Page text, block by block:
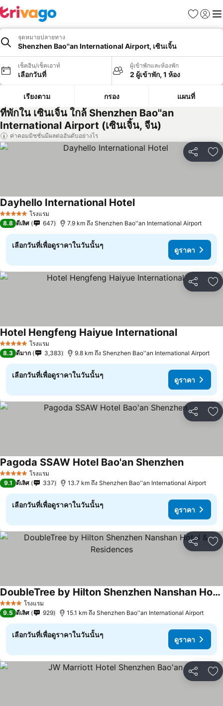
รายการโป
เข้าสู่ร
เมนู
จุดหมายปลายทาง
Shenzhen Bao''an International Airport, เซินเจิ้น
เช็คอิน/เช็คเอาท์
เลือกวันที่
ผู้เข้าพักและห้องพัก
2 ผู้เข้าพัก, 1 ห้อง
เรียงตาม กรอง แผนที่
ที่พักใน เซินเจิ้น ใกล้ Shenzhen Bao''an
International Airport (เซินเจิ้น, จีน)
ค่าคอมมิชชั่นมีผลต่ออันดับอย่างไร
แชร์ เ
5 ดาว โรงแรม
Dayhello International Hotelดูราคา
8.8 ดีเลิศ 647 7.9 km ถึง Shenzhen Bao''an International Airport
เลือกวันที่เพื่อดูราคาในวันนั้นๆ
ดูราคา
แชร์ เ
5 ดาว โรงแรม
Hotel Hengfeng Haiyue Internationalดูราคา
8.3 ดีมาก 3,383 9.8 km ถึง Shenzhen Bao''an International Airport
เลือกวันที่เพื่อดูราคาในวันนั้นๆ
ดูราคา
แชร์ เ
5 ดาว โรงแรม
Pagoda SSAW Hotel Bao'an Shenzhenดูราคา
9.1 ดีเลิศ 337 13.7 km ถึง Shenzhen Bao''an International Airport
เลือกวันที่เพื่อดูราคาในวันนั้นๆ
ดูราคา
แชร์ เ
4 ดาว โรงแรม
DoubleTree by Hilton Shenzhen Nanshan Hotel & Residences
ดูราคา
9.5 ดีเลิศ 929 15.1 km ถึง Shenzhen Bao''an International Airport
เลือกวันที่เพื่อดูราคาในวันนั้นๆ
ดูราคา
แชร์ เ